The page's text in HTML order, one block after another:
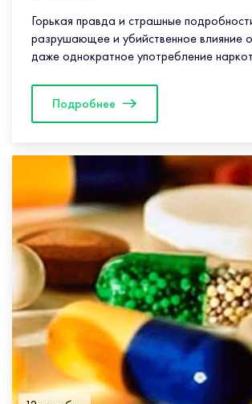
Горькая правда и страшные
разрушающее и убийственное влияние
даже однократное употребление
что организм человека саморазрушается
Подробнее